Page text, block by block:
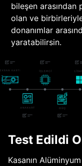
bileşen
olan ve
donanımlar
yaratabilirsin.
Test Edildi
Kasanın